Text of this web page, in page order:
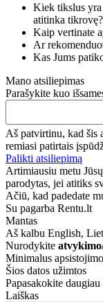
Kiek tikslus yra
atitinka tikrovę?
Kaip vertinate
Ar
Kas Jums
Mano atsiliepimas
Parašykite kuo
Aš patvirtinu, kad šis
remiasi patirtais
Palikti atsiliepimą
Artimiausiu metu
parodytas, jei atitiks
Ačiū, kad padedate
Su pagarba Rentu.lt
Mantas
Aš kalbu English,
Nurodykite
Minimalus
Šios datos užimtos
Papasakokite
Laiškas